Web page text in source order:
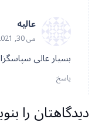
عالیه
می 30, 2021 2:52 ب.ظ
بسیار عالی
پاسخ
دیدگاهتان را